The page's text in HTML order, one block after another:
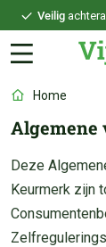
Veilig
Persoonlijk
Home
Algemene
Deze
Keurmerk zijn